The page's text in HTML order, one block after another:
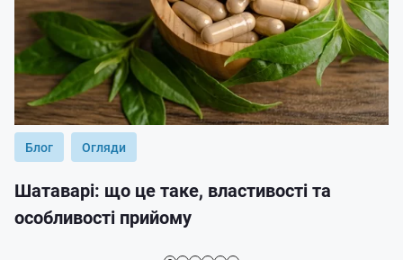
Блог Огляди
Шатаварі: що це таке, властивості та
особливості прийому